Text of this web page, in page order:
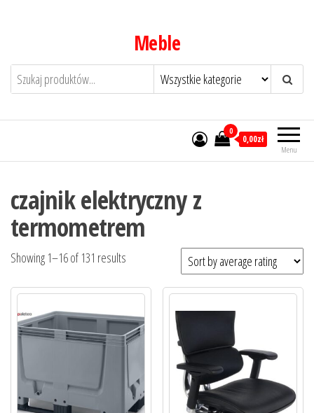
Meble
Menu
0
0,00zł
czajnik elektryczny z
termometrem
Showing 1–16 of 131 results